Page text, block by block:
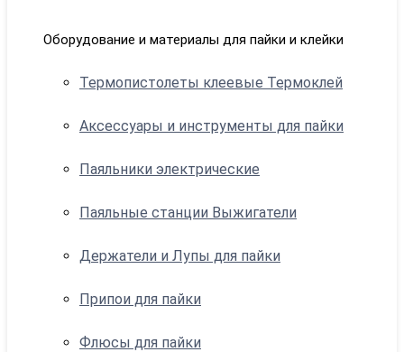
Оборудование и материалы для пайки и клейки
Термопистолеты клеевые Термоклей
Аксессуары и инструменты для пайки
Паяльники электрические
Паяльные станции Выжигатели
Держатели и Лупы для пайки
Припои для пайки
Флюсы для пайки